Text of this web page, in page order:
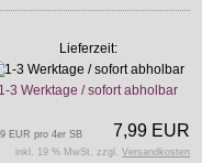
Lieferzeit:
1-3 Werktage / sofort abholbar
7,99 EUR
EUR pro 4er SB
inkl. 19 % MwSt. zzgl. Versandkosten